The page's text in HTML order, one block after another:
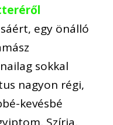
egy önálló
sokkal
nagyon régi,
kevésbé